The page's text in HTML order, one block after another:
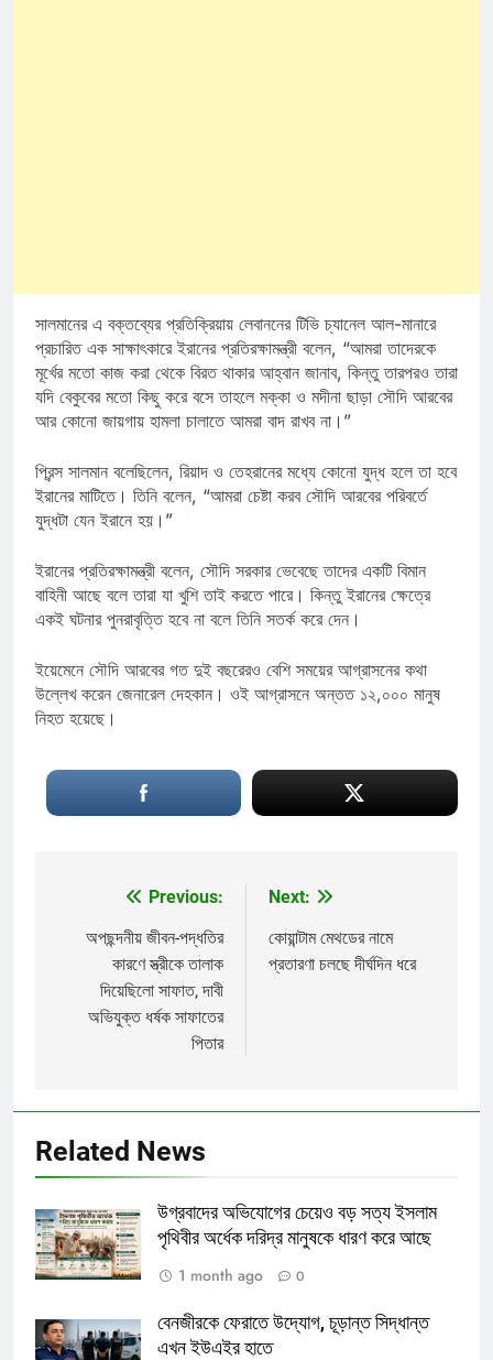
সালমানের এ বক্তব্যের প্রতিক্রিয়ায় লেবাননের টিভি চ্যানেল আল-মানারে
প্রচারিত এক সাক্ষাৎকারে ইরানের প্রতিরক্ষামন্ত্রী বলেন, “আমরা তাদেরকে
মূর্খের মতো কাজ করা থেকে বিরত থাকার আহ্বান জানাব, কিন্তু তারপরও তারা
যদি বেকুবের মতো কিছু করে বসে তাহলে মক্কা ও মদীনা ছাড়া সৌদি আরবের
আর কোনো জায়গায় হামলা চালাতে আমরা বাদ রাখব না।”
প্রিন্স সালমান বলেছিলেন, রিয়াদ ও তেহরানের মধ্যে কোনো যুদ্ধ হলে তা হবে
ইরানের মাটিতে। তিনি বলেন, “আমরা চেষ্টা করব সৌদি আরবের পরিবর্তে
যুদ্ধটা যেন ইরানে হয়।”
ইরানের প্রতিরক্ষামন্ত্রী বলেন, সৌদি সরকার ভেবেছে তাদের একটি বিমান
বাহিনী আছে বলে তারা যা খুশি তাই করতে পারে। কিন্তু ইরানের ক্ষেত্রে
একই ঘটনার পুনরাবৃত্তি হবে না বলে তিনি সতর্ক করে দেন।
ইয়েমেনে সৌদি আরবের গত দুই বছরেরও বেশি সময়ের আগ্রাসনের কথা
উল্লেখ করেন জেনারেল দেহকান। ওই আগ্রাসনে অন্তত ১২,০০০ মানুষ
নিহত হয়েছে।
navigation
Previous:
অপছন্দনীয় জীবন-পদ্ধতির
কারণে স্ত্রীকে তালাক
দিয়েছিলো সাফাত, দাবী
অভিযুক্ত ধর্ষক সাফাতের
পিতার
Next:
কোয়ান্টাম মেথডের নামে
প্রতারণা চলছে দীর্ঘদিন ধরে
Related News
উগ্রবাদের অভিযোগের চেয়েও বড় সত্য ইসলাম
পৃথিবীর অর্ধেক দরিদ্র মানুষকে ধারণ করে আছে
1 month ago
0
বেনজীরকে ফেরাতে উদ্যোগ, চূড়ান্ত সিদ্ধান্ত
এখন ইউএইর হাতে